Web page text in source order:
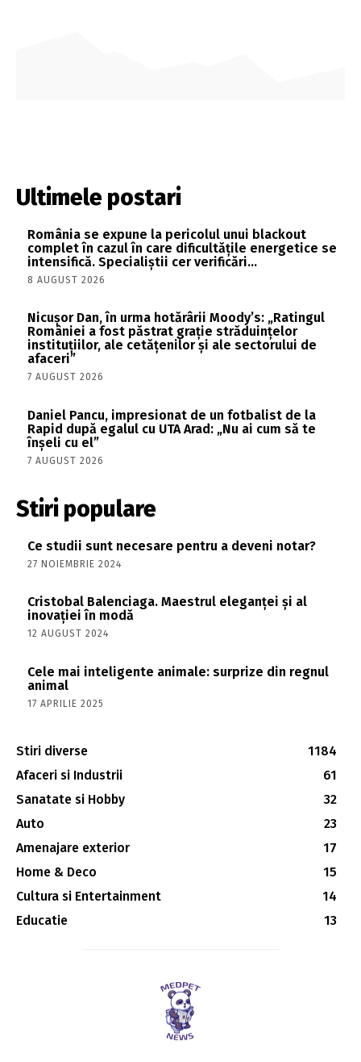
Ultimele postari
România se expune la pericolul unui blackout
complet în cazul în care dificultățile energetice se
intensifică. Specialiștii cer verificări…
8 AUGUST 2026
Nicușor Dan, în urma hotărârii Moody’s: „Ratingul
României a fost păstrat grație străduințelor
instituțiilor, ale cetățenilor și ale sectorului de
afaceri”
7 AUGUST 2026
Daniel Pancu, impresionat de un fotbalist de la
Rapid după egalul cu UTA Arad: „Nu ai cum să te
înșeli cu el”
7 AUGUST 2026
Stiri populare
Ce studii sunt necesare pentru a deveni notar?
27 NOIEMBRIE 2024
Cristobal Balenciaga. Maestrul eleganței și al
inovației în modă
12 AUGUST 2024
Cele mai inteligente animale: surprize din regnul
animal
17 APRILIE 2025
Stiri diverse
1184
Afaceri si Industrii
61
Sanatate si Hobby
32
Auto
23
Amenajare exterior
17
Home & Deco
15
Cultura si Entertainment
14
Educatie
13